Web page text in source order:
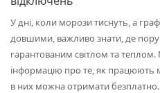
У дні, коли морози тиснуть, а
довшими, важливо знати, де
гарантованим світлом та
інформацію про те, як працюють
в них можна отримати безплатно.